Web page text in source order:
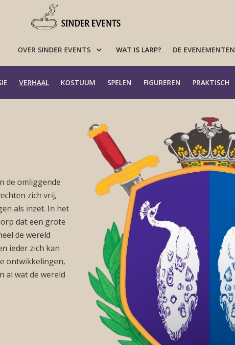
OVER SINDER EVENTS WAT IS LARP? DE EVENEMENTEN
VERHAAL KOSTUUM SPELEN FIGUREREN PRAKTISCH
de omliggende
zich vrij,
als inzet. In het
dat een grote
de wereld
ieder zich kan
ontwikkelingen,
al wat de wereld